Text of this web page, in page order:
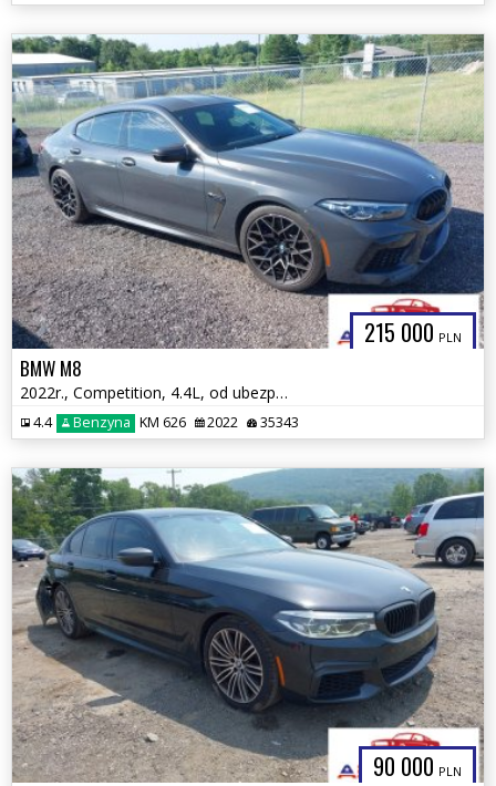
215 000 PLN
BMW M8
2022r., Competition, 4.4L, od ubezpieczalni
4.4 Benzyna KM 626 2022 35343
90 000 PLN